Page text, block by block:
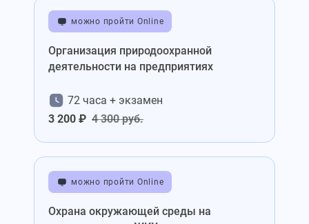
можно пройти Online
Организация природоохранной
деятельности на предприятиях
72 часа + экзамен
3 200 ₽ 4 300 руб.
можно пройти Online
Охрана окружающей среды на